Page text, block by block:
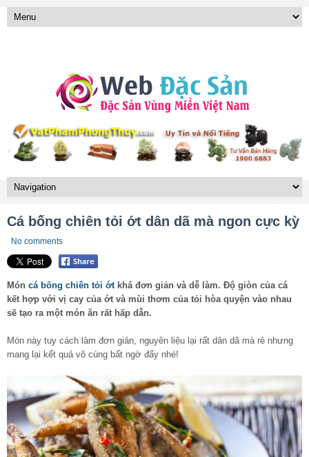
Cá bống chiên tỏi ớt dân dã mà ngon cực kỳ
No comments
Món cá bống chiên tỏi ớtkhá đơn giản và dễ làm. Độ giòn của cá
kết hợp với vị cay của ớt và mùi thơm của tỏi hòa quyện vào nhau
sẽ tạo ra một món ăn rất hấp dẫn.
Món này tuy cách làm đơn giản, nguyên liệu lại rất dân dã mà rẻ nhưng
mang lại kết quả vô cùng bất ngờ đấy nhé!